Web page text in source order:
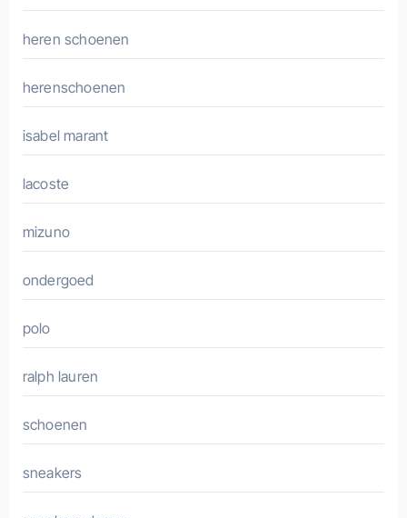
heren schoenen
herenschoenen
isabel marant
lacoste
mizuno
ondergoed
polo
ralph lauren
schoenen
sneakers